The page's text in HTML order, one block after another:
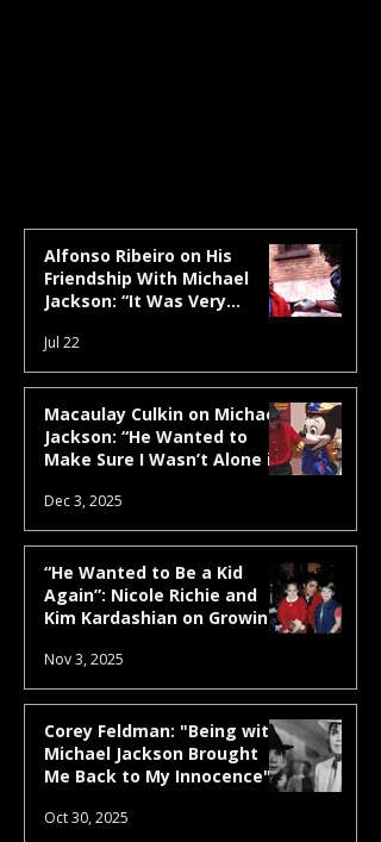
Alfonso Ribeiro on His
Friendship With Michael
Jackson: “It Was Very
Different From What People
Would See in the Media”
Jul 22
Macaulay Culkin on Michael
Jackson: “He Wanted to
Make Sure I Wasn’t Alone in
Dec 3, 2025
“He Wanted to Be a Kid
Again”: Nicole Richie and
Kim Kardashian on Growing
Nov 3, 2025
Corey Feldman: "Being with
Michael Jackson Brought
Me Back to My Innocence"
Oct 30, 2025